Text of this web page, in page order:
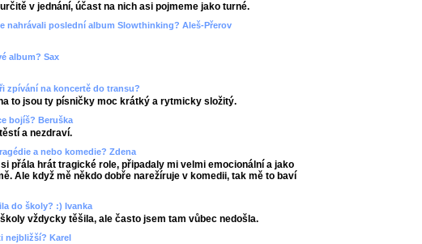
v jednání, účast na nich asi pojmeme jako turné.
nahrávali poslední album Slowthinking? Aleš-Přerov
album? Sax
zpívání na koncertě do transu?
to jsou ty písničky moc krátký a rytmicky složitý.
bojíš? Beruška
a nezdraví.
a nebo komedie? Zdena
přála hrát tragické role, připadaly mi velmi emocionální a jako
Ale když mě někdo dobře narežíruje v komedii, tak mě to baví
do školy? :) Ivanka
vždycky těšila, ale často jsem tam vůbec nedošla.
nejbližší? Karel